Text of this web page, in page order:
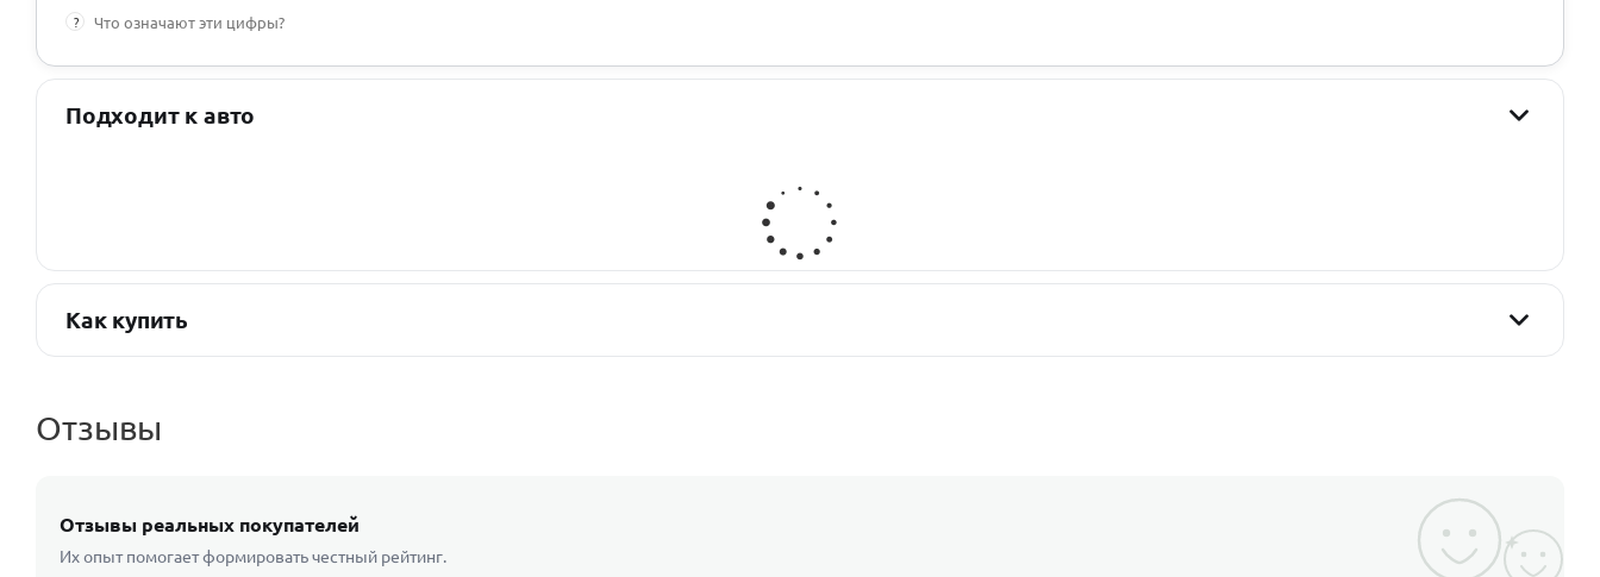
? Что означают эти цифры?
Подходит к авто
Как купить
Отзывы
Отзывы реальных покупателей
Их опыт помогает формировать честный рейтинг.